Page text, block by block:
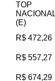
TOP
(E)
R$ 472,26
R$ 557,27
R$ 674,29